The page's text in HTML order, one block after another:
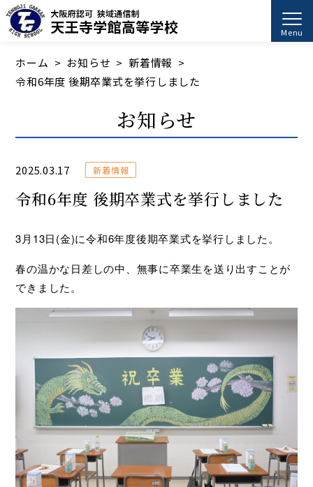
Menu
ホーム お知らせ
新着情報
令和6年度 後期卒業式を挙行しました
お知らせ
2025.03.17 新着情報
令和6年度 後期卒業式を挙行しました
3月13日(金)に令和6年度後期卒業式を挙行しました。
春の温かな日差しの中、無事に卒業生を送り出すことが
できました。